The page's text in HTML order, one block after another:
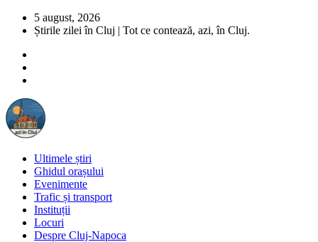
5 august, 2026
Știrile zilei în Cluj | Tot ce contează, azi, în Cluj.
Ultimele știri
Ghidul orașului
Evenimente
Trafic și transport
Instituții
Locuri
Despre Cluj-Napoca